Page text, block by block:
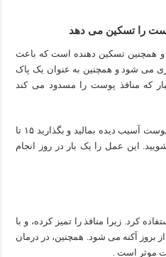
را تسکین می دهد
و همچنین تسکین دهنده است که باعث
می شود و همچنین به عنوان یک پاک
که منافذ پوست را مسدود می کند
– پنبه را به گلاب آغشته کنید و روی پوست آسیب دیده بمالید و بگذارید ۱۵ تا
این عمل را یک بار در روز انجام
کرد. زیرا منافذ را تمیز کرده، و با
بروز آکنه می شود. همچنین، در درمان